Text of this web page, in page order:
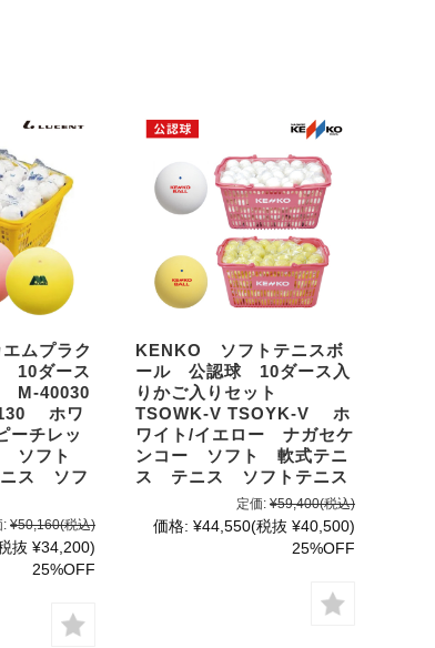
ムプラク
10ダース
M-40030
ホワ
ーチレッ
ソフト
ス ソフ
: ¥50,160(税込)
抜 ¥34,200)
25%OFF
KENKO ソフトテニスボ
ール 公認球 10ダース入
りかご入りセット
TSOWK-V TSOYK-V ホ
ワイト/イエロー ナガセケ
ンコー ソフト 軟式テニ
ス テニス ソフトテニス
定価: ¥59,400(税込)
価格: ¥44,550(税抜 ¥40,500)
25%OFF